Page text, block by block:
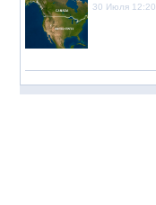
30 Июля 12:20